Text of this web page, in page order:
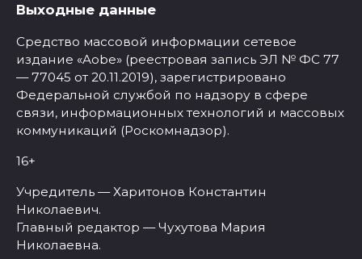
Выходные данные
Средство массовой информации сетевое
издание «Aobe» (реестровая запись ЭЛ № ФС 77
— 77045 от 20.11.2019), зарегистрировано
Федеральной службой по надзору в сфере
связи, информационных технологий и массовых
коммуникаций (Роскомнадзор).
16+
Учредитель — Харитонов Константин
Николаевич.
Главный редактор — Чухутова Мария
Николаевна.